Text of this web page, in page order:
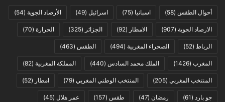
أحوال الطقس (58) اسبانيا (75) اسرائيل (49) الأرصاد الجوية (54)
الارصاد الجوية (907) الامطار (92) الجزائر (325) الحرارة (70)
الرباط (52) الصحراء المغربية (494) الطقس (463)
المغرب (1426) الملك محمد السادس (440) المملكة المغربية (82)
المنتخب المغربي (205) المنتخب الوطني المغربي (79) امطار (52)
جو بارد (61) رمضان (47) طقس (157) عمر هلال (45)